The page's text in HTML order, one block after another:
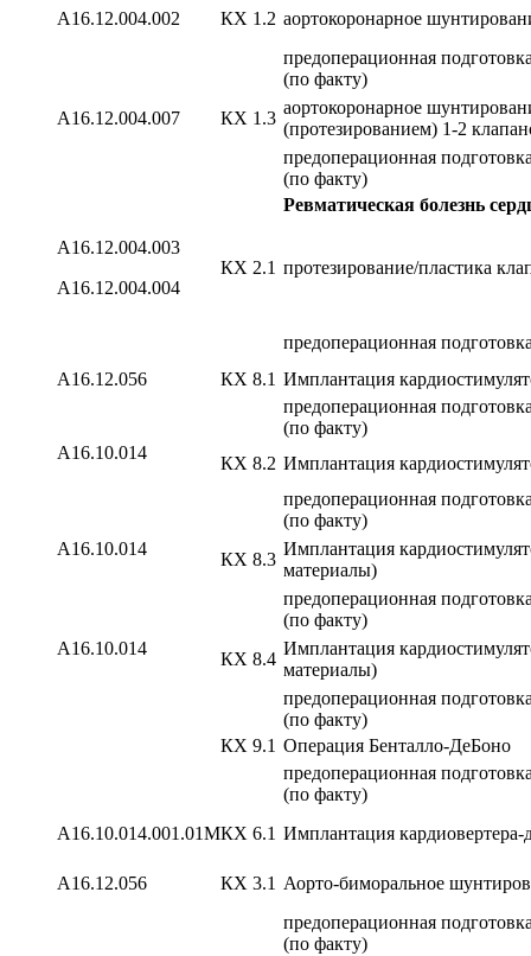
А16.12.004.002
КХ 1.2 аортокоронарное
предоперационная
(по факту)
A16.12.004.007
КХ 1.3
аортокоронарное
(протезированием) 1-2
предоперационная
(по факту)
Ревматическая болезнь
А16.12.004.003
А16.12.004.004
КХ 2.1 протезирование/пластика
предоперационная
А16.12.056
КХ 8.1 Имплантация
предоперационная
(по факту)
A16.10.014
КХ 8.2 Имплантация
предоперационная
(по факту)
A16.10.014
КХ 8.3
Имплантация
материалы)
предоперационная
(по факту)
A16.10.014
КХ 8.4
Имплантация
материалы)
предоперационная
(по факту)
КХ 9.1 Операция Бенталло-ДеБоно
предоперационная
(по факту)
A16.10.014.001.01MКХ 6.1 Имплантация
А16.12.056 КХ 3.1 Аорто-биморальное
предоперационная
(по факту)